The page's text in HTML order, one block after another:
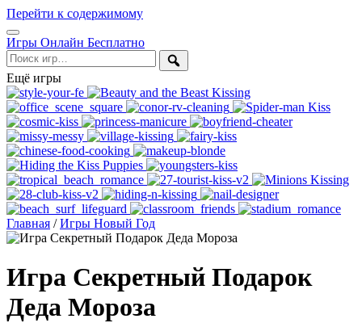
Перейти к содержимому
Открыть
меню
Игры Онлайн Бесплатно
Поиск
Ещё игры
Главная / Игры Новый Год
Игра Секретный Подарок
Деда Мороза